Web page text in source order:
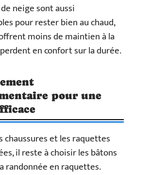
neige sont aussi
pour rester bien au chaud,
moins de maintien à la
en confort sur la durée.
pour une
chaussures et les raquettes
il reste à choisir les bâtons
randonnée en raquettes.